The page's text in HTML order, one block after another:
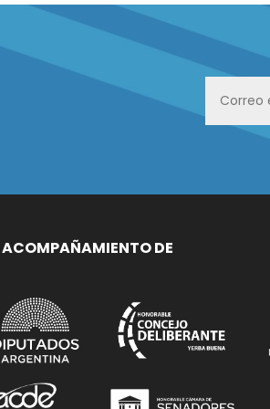
ACOMPAÑAMIENTO DE